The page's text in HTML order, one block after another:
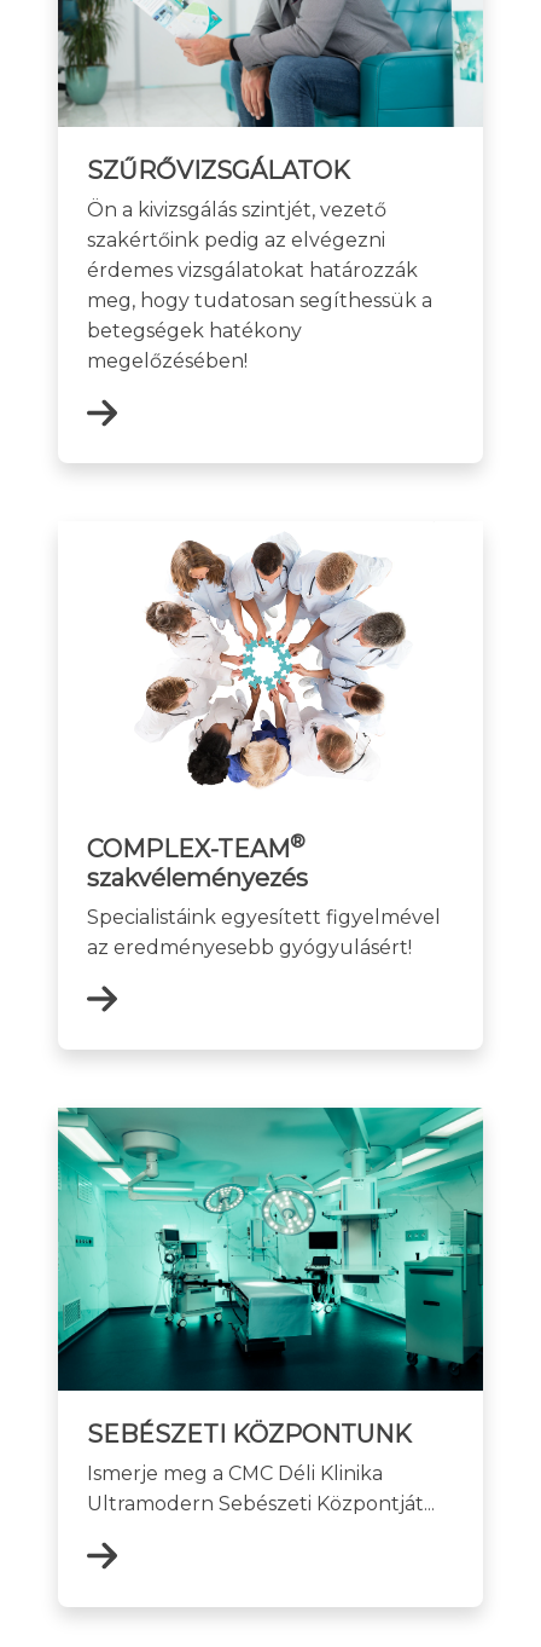
SZŰRŐVIZSGÁLATOK
Ön a kivizsgálás szintjét, vezető
szakértőink pedig az elvégezni
érdemes vizsgálatokat határozzák
meg, hogy tudatosan segíthessük a
betegségek hatékony
megelőzésében!
COMPLEX-TEAM®
szakvéleményezés
Specialistáink egyesített figyelmével
az eredményesebb gyógyulásért!
SEBÉSZETI KÖZPONTUNK
Ismerje meg a CMC Déli Klinika
Ultramodern Sebészeti Központját...